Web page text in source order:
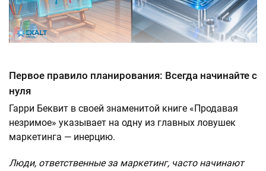
Первое правило планирования: Всегда начинайте с
нуля
Гарри Беквит в своей знаменитой книге «Продавая
незримое» указывает на одну из главных ловушек
маркетинга — инерцию.
Люди, ответственные за маркетинг, часто начинают